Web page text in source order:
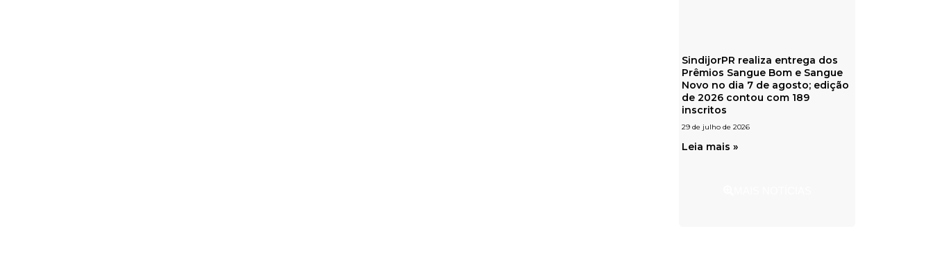
SindijorPR realiza entrega dos
Prêmios Sangue Bom e Sangue
Novo no dia 7 de agosto; edição
de 2026 contou com 189
inscritos
29 de julho de 2026
Leia mais »